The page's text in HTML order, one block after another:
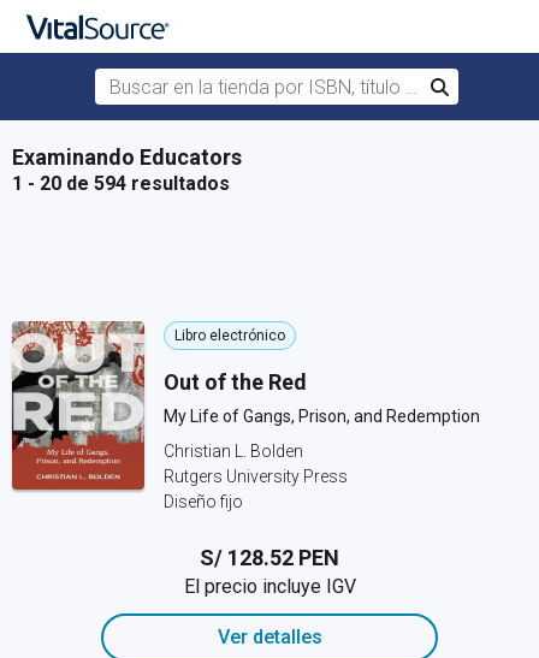
Saltar al contenido principal
Buscar en la tienda por ISBN, título o autor
Buscar
Examinando Educators
1 - 20 de 594 resultados
Libro electrónico
Out of the Red
My Life of Gangs, Prison, and Redemption
Christian L. Bolden
Rutgers University Press
Diseño fijo
S/ 128.52 PEN
El precio incluye IGV
Ver detalles